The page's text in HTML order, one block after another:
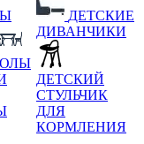
ДЕТСКИЕ
ДИВАНЧИКИ
ДЕТСКИЙ
СТУЛЬЧИК
ДЛЯ
КОРМЛЕНИЯ